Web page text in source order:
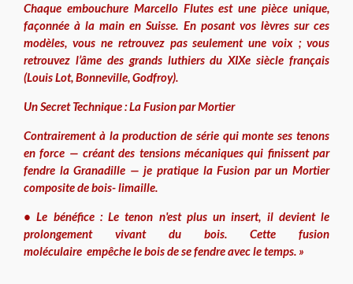
Chaque embouchure Marcello Flutes est une pièce unique,
façonnée à la main en Suisse. En posant vos lèvres sur ces
modèles, vous ne retrouvez pas seulement une voix ; vous
retrouvez l’âme des grands luthiers du XIXe siècle français
(Louis Lot, Bonneville, Godfroy).
Un Secret Technique : La Fusion par Mortier
Contrairement à la production de série qui monte ses tenons
en force — créant des tensions mécaniques qui finissent par
fendre la Granadille — je pratique la Fusion par un Mortier
composite de bois- limaille.
• Le bénéfice : Le tenon n'est plus un insert, il devient le
prolongement vivant du bois. Cette fusion
moléculaire empêche le bois de se fendre avec le temps. »